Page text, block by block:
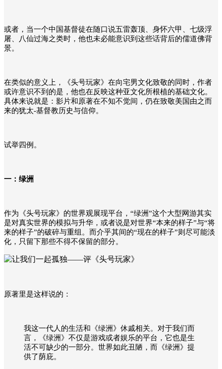
或者，当一个中国基督徒在随口说五雷轰顶、身怀六甲、七级浮
屠、八仙过海之类时，他也未必能意识到这些话背后的儒道佛背
景。
在类似的意义上，《头号玩家》在向宅男文化致敬的同时，作者
或许意识不到的是，他也在反映这种亚文化所根植的基础文化。
具体来说就是：影片和原著在不知不觉间，仍在致敬美国由之而
来的犹太-基督教历史与信仰。
试举四例。
一：绿洲
作为《头号玩家》的世界观展现平台，“绿洲”这个大型网游其实
是对真实世界的模拟与升华，或者说是对世界“本来的样子”与“将
来的样子”的破碎与重组。而介乎其间的“现在的样子”则尽可能淡
化，只留下那些不得不保留的部分。
原著里是这样说的：
我这一代人的生活和《绿洲》休戚相关。对于我们而
言，《绿洲》不仅是游戏或者娱乐的平台，它也是生
活不可缺少的一部分。世界如此丑陋，而《绿洲》提
供了荫庇。